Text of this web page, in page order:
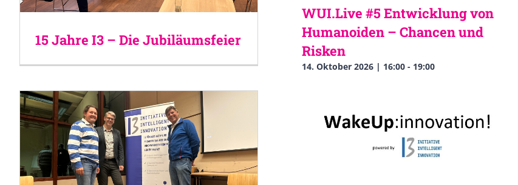
15 Jahre I3 – Die Jubiläumsfeier
WUI.Live #5 Entwicklung von
Humanoiden – Chancen und
Risken
14. Oktober 2026 | 16:00- 19:00